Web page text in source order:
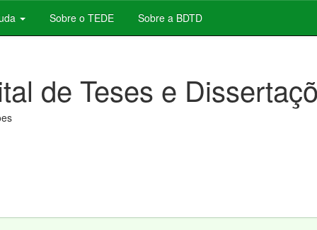
Sobre o TEDE Sobre a BDTD
de Teses e